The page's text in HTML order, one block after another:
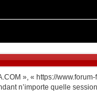
», « https://
n’importe quelle